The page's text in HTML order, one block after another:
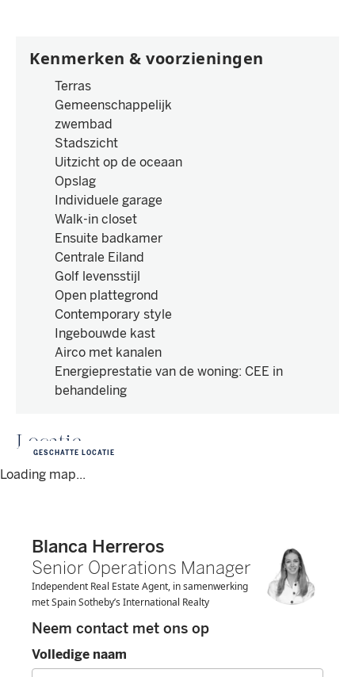
Kenmerken & voorzieningen
Terras
Gemeenschappelijk
zwembad
Stadszicht
Uitzicht op de oceaan
Opslag
Individuele garage
Walk-in closet
Ensuite badkamer
Centrale Eiland
Golf levensstijl
Open plattegrond
Contemporary style
Ingebouwde kast
Airco met kanalen
Energieprestatie van de woning: CEE in
behandeling
Locatie
Loading map...
GESCHATTE LOCATIE
Blanca Herreros
Senior Operations Manager
Independent Real Estate Agent, in samenwerking
met Spain Sotheby’s International Realty
Neem contact met ons op
Volledige naam